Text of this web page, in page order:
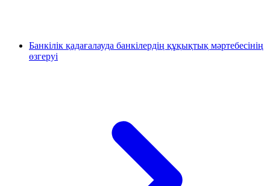
Банкілік қадағалауда банкілердің құқықтық мәртебесінің
өзгеруі